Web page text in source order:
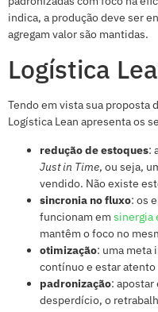
indica, a produção deve ser
agregam valor são mantidas.
Logística
Tendo em vista sua proposta
Logística Lean apresenta os
redução de estoques:
Just in Time, ou seja,
vendido. Não existe
sincronia no fluxo: os
funcionam em sinergia
mantêm o foco no
otimização: uma meta
contínuo e estar
padronização:
desperdício, o